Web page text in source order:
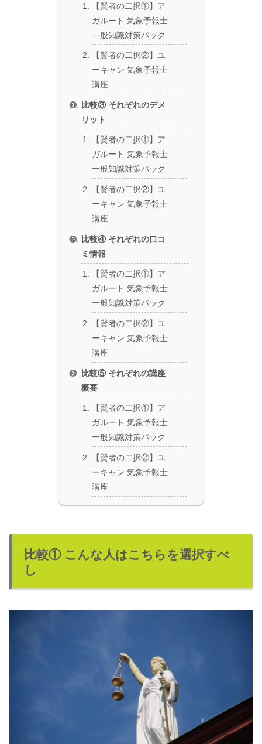
【賢者の二択①】ア
ガルート 気象予報士
一般知識対策パック
【賢者の二択②】ユ
ーキャン 気象予報士
講座
比較③ それぞれのデメ
リット
【賢者の二択①】ア
ガルート 気象予報士
一般知識対策パック
【賢者の二択②】ユ
ーキャン 気象予報士
講座
比較④ それぞれの口コ
ミ情報
【賢者の二択①】ア
ガルート 気象予報士
一般知識対策パック
【賢者の二択②】ユ
ーキャン 気象予報士
講座
比較⑤ それぞれの講座
概要
【賢者の二択①】ア
ガルート 気象予報士
一般知識対策パック
【賢者の二択②】ユ
ーキャン 気象予報士
講座
比較① こんな人はこちらを選択すべ
し